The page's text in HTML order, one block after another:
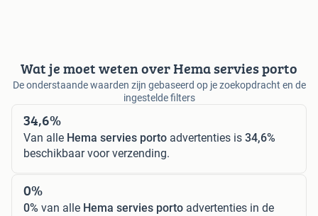
Wat je moet weten over Hema servies porto
De onderstaande waarden zijn gebaseerd op je zoekopdracht en de
ingestelde filters
34,6%
Van alle Hema servies porto advertenties is 34,6%
beschikbaar voor verzending.
0%
0% van alle Hema servies porto advertenties in de